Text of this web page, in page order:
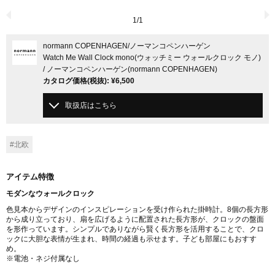
1/1
normann COPENHAGEN/ノーマンコペンハーゲン
Watch Me Wall Clock mono(ウォッチミー ウォールクロック モノ)
/ ノーマンコペンハーゲン(normann COPENHAGEN)
カタログ価格(税抜): ¥6,500
取扱店はこちら
#北欧
アイテム特徴
モダンなウォールクロック
色見本からデザインのインスピレーションを受け作られた掛時計。8個の長方形
から成り立っており、扇を広げるように配置された長方形が、クロックの盤面
を形作っています。シンプルでありながら賢く長方形を活用することで、クロ
ックに大胆な表情が生まれ、時間の経過も示せます。子ども部屋にもおすす
め。
※電池・ネジ付属なし